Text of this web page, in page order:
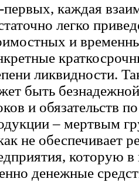
каждая
легко
и
ликвидности.
быть
и обязательств
– мертвым
не обеспечивает
которую
денежные